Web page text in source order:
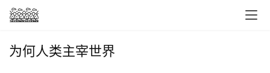
为何人类主宰世界